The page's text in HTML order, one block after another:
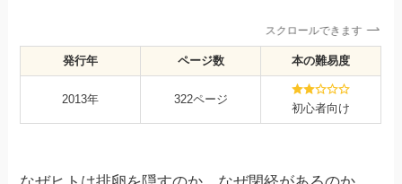
スクロールできます
発行年 ページ数 本の難易度
2013年 322ページ
初心者向け